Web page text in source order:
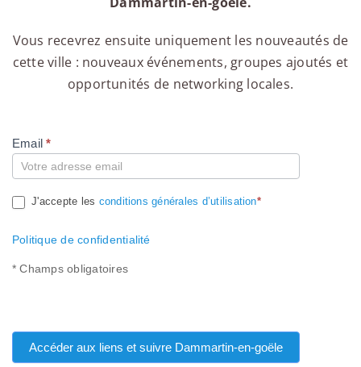
Vous recevrez ensuite uniquement les nouveautés de
cette ville : nouveaux événements, groupes ajoutés et
opportunités de networking locales.
Compte
Email*
J'accepte les conditions générales d’utilisation*
Politique de confidentialité
* Champs obligatoires
Accéder aux liens et suivre Dammartin-en-goële